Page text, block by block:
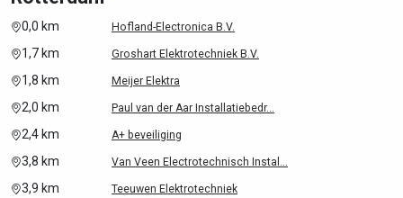
0,0 km Hofland-Electronica B.V.
1,7 km Groshart Elektrotechniek B.V.
1,8 km Meijer Elektra
2,0 km Paul van der Aar Installatiebedr...
2,4 km A+ beveiliging
3,8 km Van Veen Electrotechnisch Instal...
3,9 km Teeuwen Elektrotechniek